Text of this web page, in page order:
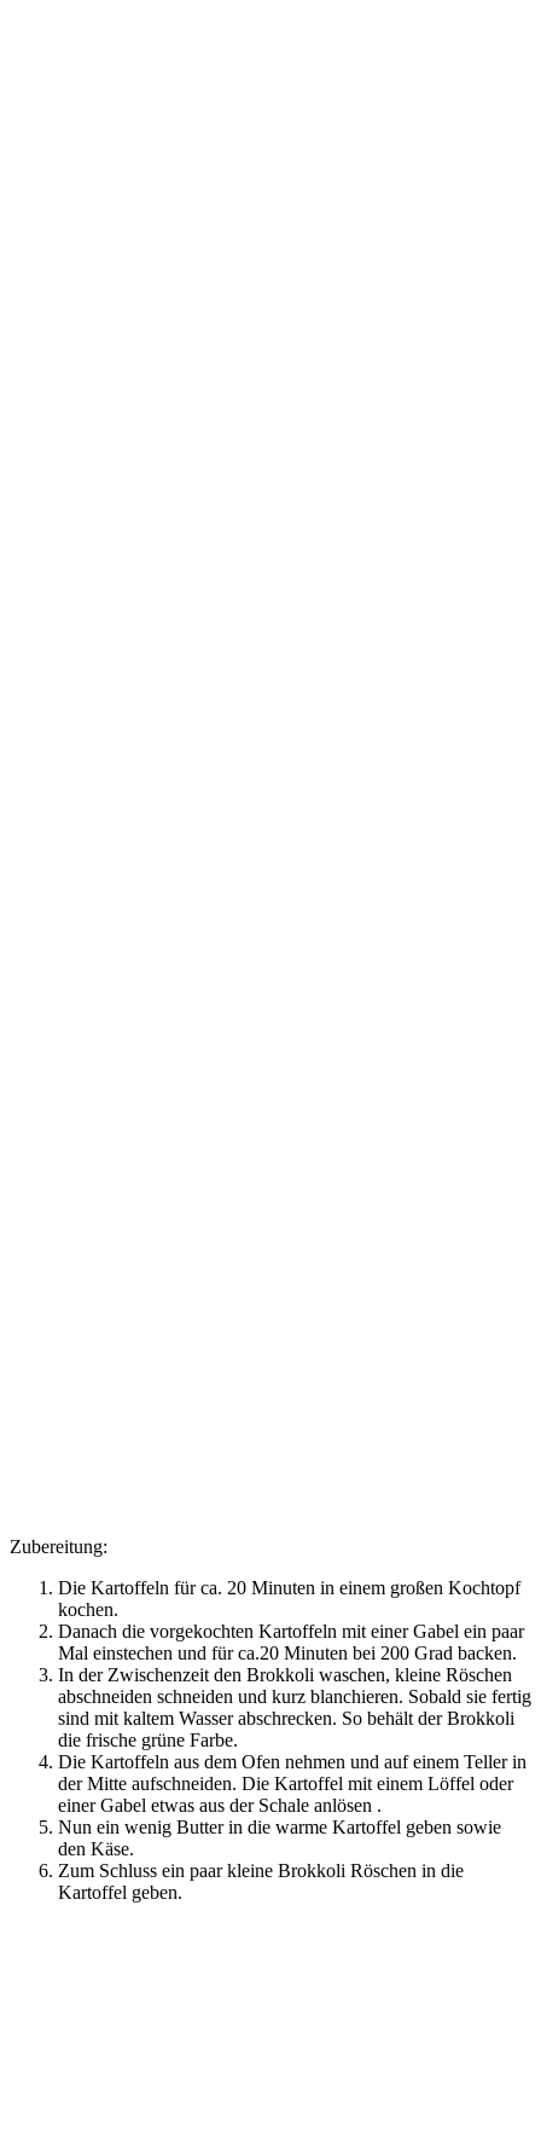
Zubereitung:
Die Kartoffeln für ca. 20 Minuten in einem großen Kochtopf
kochen.
Danach die vorgekochten Kartoffeln mit einer Gabel ein paar
Mal einstechen und für ca.20 Minuten bei 200 Grad backen.
In der Zwischenzeit den Brokkoli waschen, kleine Röschen
abschneiden schneiden und kurz blanchieren. Sobald sie fertig
sind mit kaltem Wasser abschrecken. So behält der Brokkoli
die frische grüne Farbe.
Die Kartoffeln aus dem Ofen nehmen und auf einem Teller in
der Mitte aufschneiden. Die Kartoffel mit einem Löffel oder
einer Gabel etwas aus der Schale anlösen .
Nun ein wenig Butter in die warme Kartoffel geben sowie
den Käse.
Zum Schluss ein paar kleine Brokkoli Röschen in die
Kartoffel geben.